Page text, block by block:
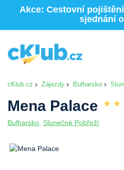
Akce: Cestovní
sjednání
cKlub.cz Zájezdy Bulharsko
Mena Palace
Bulharsko Slunečné Pobřeží